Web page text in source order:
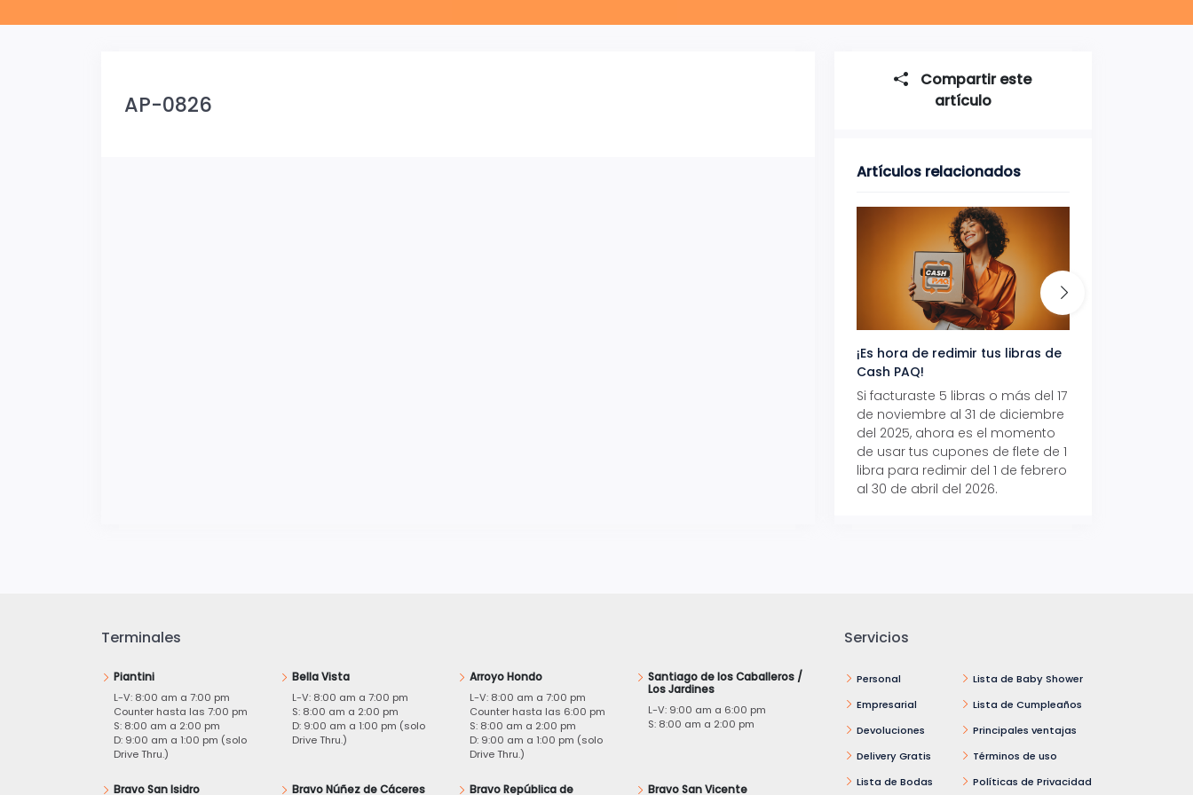
AP-0826
Compartir este
artículo
Artículos relacionados
¡Es hora de redimir tus libras de
Cash PAQ!
Si facturaste 5 libras o más del 17
de noviembre al 31 de diciembre
del 2025, ahora es el momento
de usar tus cupones de flete de 1
libra para redimir del 1 de febrero
al 30 de abril del 2026.
Terminales
Piantini
L-V: 8:00 am a 7:00 pm
Counter hasta las 7:00 pm
S: 8:00 am a 2:00 pm
D: 9:00 am a 1:00 pm (solo
Drive Thru.)
Bella Vista
L-V: 8:00 am a 7:00 pm
S: 8:00 am a 2:00 pm
D: 9:00 am a 1:00 pm (solo
Drive Thru.)
Arroyo Hondo
L-V: 8:00 am a 7:00 pm
Counter hasta las 6:00 pm
S: 8:00 am a 2:00 pm
D: 9:00 am a 1:00 pm (solo
Drive Thru.)
Santiago de los Caballeros /
Los Jardines
L-V: 9:00 am a 6:00 pm
S: 8:00 am a 2:00 pm
Bravo San Isidro Bravo Núñez de Cáceres
Bravo República de
Bravo San Vicente
Servicios
Personal
Empresarial
Devoluciones
Delivery Gratis
Lista de Bodas
Lista de Baby Shower
Lista de Cumpleaños
Principales ventajas
Términos de uso
Políticas de Privacidad